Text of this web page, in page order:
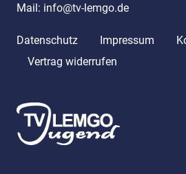
Mail: info@tv-lemgo.de
Datenschutz Impressum
Vertrag widerrufen